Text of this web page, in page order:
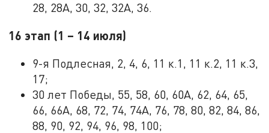
28, 28А, 30, 32, 32А, 36.
16 этап (1 – 14 июля)
9-я Подлесная, 2, 4, 6, 11 к.1, 11 к.2, 11 к.3,
17;
30 лет Победы, 55, 58, 60, 60А, 62, 64, 65,
66, 66А, 68, 72, 74, 74А, 76, 78, 80, 82, 84, 86,
88, 90, 92, 94, 96, 98, 100;